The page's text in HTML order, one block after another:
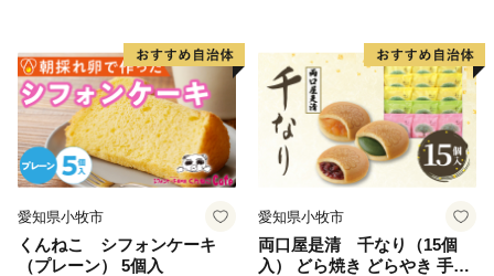
愛知県小牧市
くんねこ シフォンケーキ
（プレーン） 5個入
愛知県小牧市
両口屋是清 千なり（15個
入） どら焼き どらやき 手土